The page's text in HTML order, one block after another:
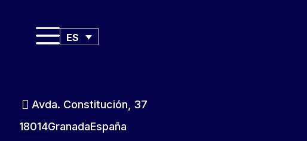
ES
Avda. Constitución, 37
18014GranadaEspaña